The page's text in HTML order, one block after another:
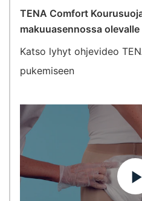
TENA Comfort
makuuasennossa
Katso lyhyt ohjevideo
pukemiseen